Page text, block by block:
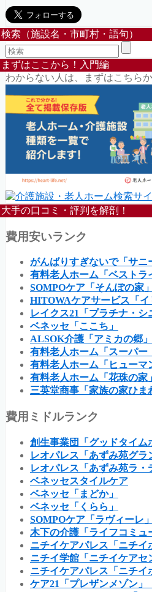
検索（施設名・市町村・語句）
まずはここから！入門編
わからない人は、まずはこちらか
大手の口コミ・評判を解剖！
費用安いランク
がんばりすぎないで「サニ
有料老人ホーム「ベストラ
SOMPOケア「そんぽの家」
HITOWAケアサービス「イ
レイクス21「プラチナ・シ
ベネッセ「ここち」
ALSOK介護「アミカの郷」
有料老人ホーム「スーパー
有料老人ホーム「ヒューマ
有料老人ホーム「花珠の家」
三英堂商事「家族の家ひま
費用ミドルランク
創生事業団「グッドタイム
レオパレス「あずみ苑グラ
レオパレス「あずみ苑ラ・
ベネッセスタイルケア
ベネッセ「まどか」
ベネッセ「くらら」
SOMPOケア「ラヴィーレ」
木下の介護「ライフコミュ
ニチイケアパレス「ニチイ
ニチイ学館「ニチイケアセ
ニチイケアパレス「ニチイ
ケア21「プレザンメゾン」